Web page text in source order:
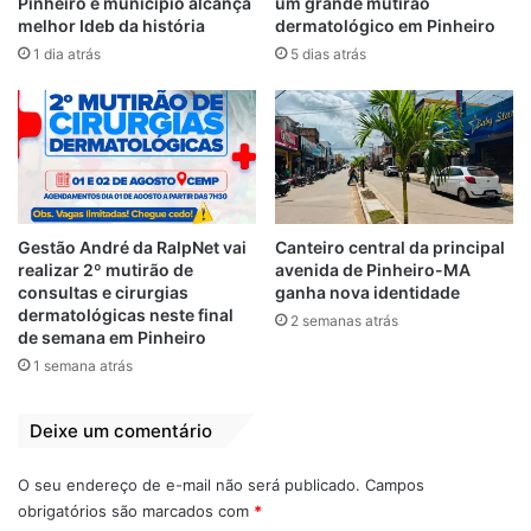
Dia Mirante, na TV Mirante.
Vitória de Santo Antão, município que fica
na Região Metropolitana de Recife.
Formou-se em Jornalismo na UFMA e
trabalhou na Rádio São Luís AM, TV Brasil e
Rádio Educadora AM. Foi presidente do
Moto Club e comentarista do Canal SporTV.
Apresento minhas condolências à sua
esposa Sueline Morais Fernandes, que é
Morais Fernandes, ao neto Murilo
Fernandes e à nora Camila, bem como aos
demais familiares e amigos.
melhor Ideb da história
1 dia atrás
dermatológico em Pinheiro
5 dias atrás
Gestão André da RalpNet vai
realizar 2º mutirão de
consultas e cirurgias
dermatológicas neste final
de semana em Pinheiro
1 semana atrás
Canteiro central da principal
avenida de Pinheiro-MA
ganha nova identidade
2 semanas atrás
Deixe um comentário
O seu endereço de e-mail não será publicado. Campos
obrigatórios são marcados com *